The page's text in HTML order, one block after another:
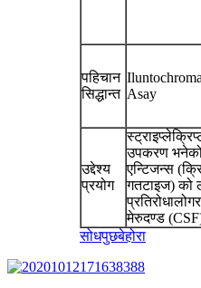
पहिचान
सिद्धान्त Asay
उद्देश्य
प्रयोग
उपकरण भनेको
एन्टिजन्स
गतटाइज) को
मेरुदण्ड
सोधपुछबेहोरा